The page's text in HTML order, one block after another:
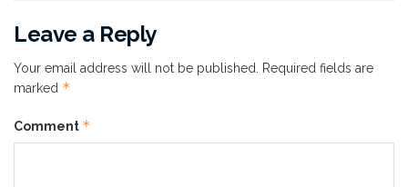
pecah pada tumit bisa menyebabkan rasa sakit. Untuk
itu, simak cara mengatasi tumit pecah-pecah seperti:
Aplikasikan produk
melakukan berbagai aktivitas. Kemudian, ulangi
Leave a Reply
Your email address will not be published. Required fields are
marked *
Comment *